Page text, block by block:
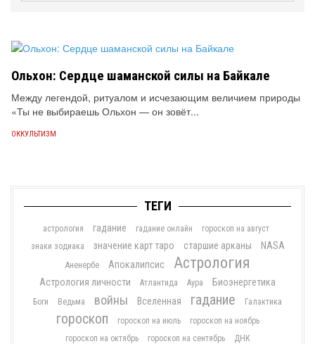
Ольхон: Сердце шаманской силы на Байкале
Между легендой, ритуалом и исчезающим величием природы
«Ты не выбираешь Ольхон — он зовёт...
ОККУЛЬТИЗМ
ТЕГИ
астрология гадание гадание онлайн
гороскоп на август
знаки зодиака
значение карт таро старшие арканы NASA
Аненербе Апокалипсис Астрология
Астрология личности Атлантида Аура Биоэнергетика
Боги Ведьма войны Вселенная гадание Галактика
гороскоп гороскоп на июль
гороскоп на ноябрь
гороскоп на октябрь
гороскоп на сентябрь
ДНК